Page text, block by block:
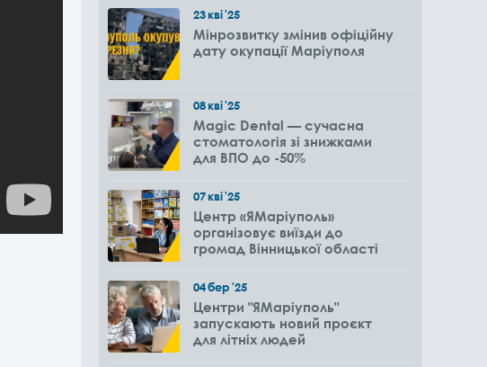
23кві'25
Мінрозвитку змінив офіційну
дату окупації Маріуполя
08кві'25
Magic Dental — сучасна
стоматологія зі знижками
для ВПО до -50%
07кві'25
Центр «ЯМаріуполь»
організовує виїзди до
громад Вінницької області
04бер'25
Центри "ЯМаріуполь"
запускають новий проєкт
для літніх людей